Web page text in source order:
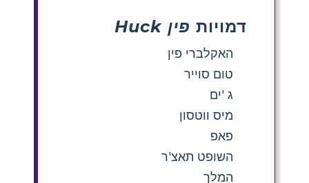
דמויות פין Huck
האקלברי פין
טום סוייר
ג 'ים
מיס ווטסון
פאפ
השופט תאצ'ר
המלך